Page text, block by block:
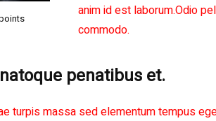
anim id est laborum.Odio
commodo.
penatibus et.
turpis massa sed elementum tempus